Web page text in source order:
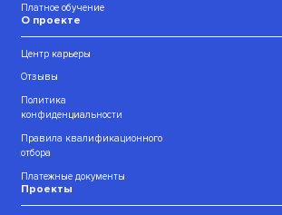
Платное обучение
О проекте
Центр карьеры
Отзывы
Политика
конфиденциальности
Правила квалификационного
отбора
Платежные документы
Проекты